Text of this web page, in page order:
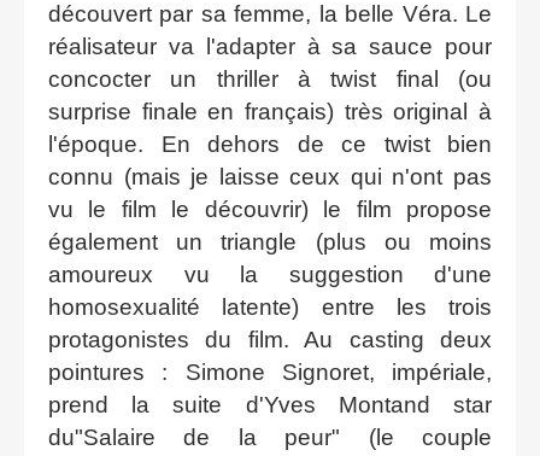
découvert par sa femme, la belle Véra. Le
réalisateur va l'adapter à sa sauce pour
concocter un thriller à twist final (ou
surprise finale en français) très original à
l'époque. En dehors de ce twist bien
connu (mais je laisse ceux qui n'ont pas
vu le film le découvrir) le film propose
également un triangle (plus ou moins
amoureux vu la suggestion d'une
homosexualité latente) entre les trois
protagonistes du film. Au casting deux
pointures : Simone Signoret, impériale,
prend la suite d'Yves Montand star
du"Salaire de la peur" (le couple